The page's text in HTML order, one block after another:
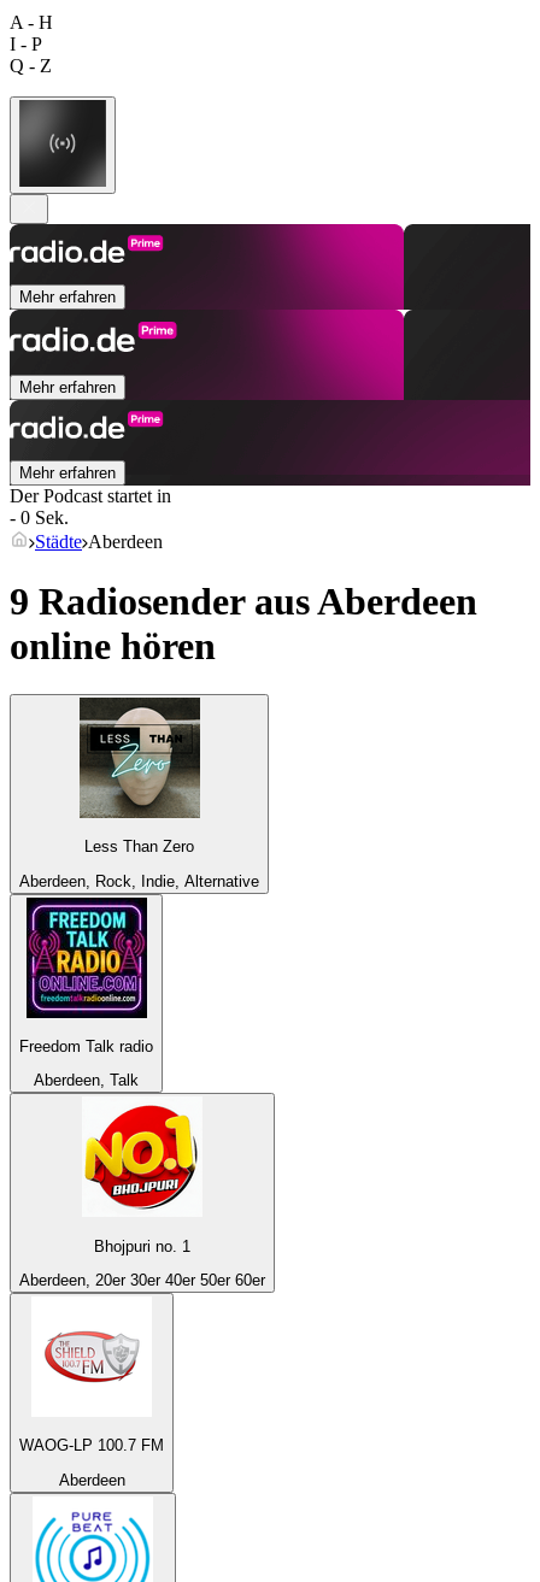
A - H
I - P
Q - Z
Mehr erfahren
Mehr erfahren
Mehr erfahren
Der Podcast startet in
- 0 Sek.
Städte Aberdeen
9 Radiosender ausAberdeen
online hören
Less Than Zero
Aberdeen, Rock, Indie, Alternative
Freedom Talk radio
Aberdeen, Talk
Bhojpuri no. 1
Aberdeen, 20er 30er 40er 50er 60er
WAOG-LP 100.7 FM
Aberdeen